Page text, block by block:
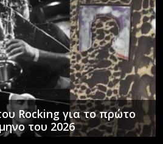
Rocking για το πρώτο
του 2026